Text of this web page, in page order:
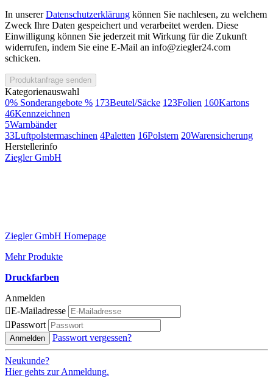
In unsererDatenschutzerklärung können Sie nachlesen, zu welchem
Zweck Ihre Daten gespeichert und verarbeitet werden. Diese
Einwilligung können Sie jederzeit mit Wirkung für die Zukunft
widerrufen, indem Sie eine E-Mail an info@ziegler24.com
schicken.
Produktanfrage senden
Kategorienauswahl
0% Sonderangebote % 173Beutel/Säcke 123Folien 160Kartons
46Kennzeichnen
5Warnbänder
33Luftpolstermaschinen 4Paletten 16Polstern 20Warensicherung
Herstellerinfo
Ziegler GmbH
Ziegler GmbH Homepage
Mehr Produkte
Druckfarben
Anmelden
E-Mailadresse
Passwort
Anmelden Passwort vergessen?
Neukunde?
Hier gehts zur Anmeldung.